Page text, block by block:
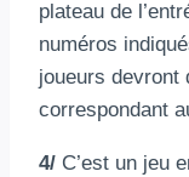
plateau de
numéros
joueurs devront
correspondant
4/ C’est un jeu